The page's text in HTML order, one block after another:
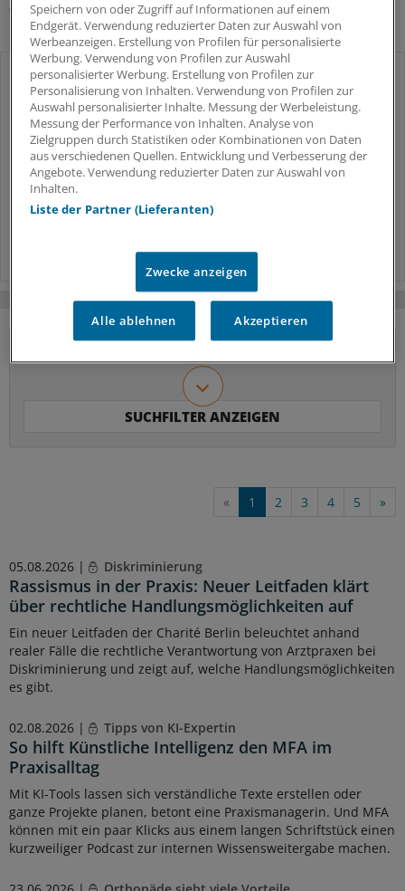
MEISTGELESEN
1 Diskriminierung
Rassismus in der Praxis: Neuer
Leitfaden klärt über rechtliche
Handlungsmöglichkeiten auf
2
So hilft Künstliche Intelligenz den MFA
« 1 2 3 4 5 »
05.08.2026 | Diskriminierung
Rassismus in der Praxis: Neuer Leitfaden klärt
über rechtliche Handlungsmöglichkeiten auf
Ein neuer Leitfaden der Charité Berlin beleuchtet anhand
realer Fälle die rechtliche Verantwortung von Arztpraxen bei
Diskriminierung und zeigt auf, welche Handlungsmöglichkeiten
es gibt.
02.08.2026 | Tipps von KI-Expertin
So hilft Künstliche Intelligenz den MFA im
Praxisalltag
Mit KI-Tools lassen sich verständliche Texte erstellen oder
ganze Projekte planen, betont eine Praxismanagerin. Und MFA
können mit ein paar Klicks aus einem langen Schriftstück einen
kurzweiliger Podcast zur internen Wissensweitergabe machen.
Speichern von oder Zugriff auf Informationen auf einem
Endgerät. Verwendung reduzierter Daten zur Auswahl von
Werbeanzeigen. Erstellung von Profilen für personalisierte
Werbung. Verwendung von Profilen zur Auswahl
personalisierter Werbung. Erstellung von Profilen zur
Personalisierung von Inhalten. Verwendung von Profilen zur
Auswahl personalisierter Inhalte. Messung der Werbeleistung.
Messung der Performance von Inhalten. Analyse von
Zielgruppen durch Statistiken oder Kombinationen von Daten
aus verschiedenen Quellen. Entwicklung und Verbesserung der
Angebote. Verwendung reduzierter Daten zur Auswahl von
Inhalten.
Liste der Partner (Lieferanten)
Zwecke anzeigen
Alle ablehnen Akzeptieren